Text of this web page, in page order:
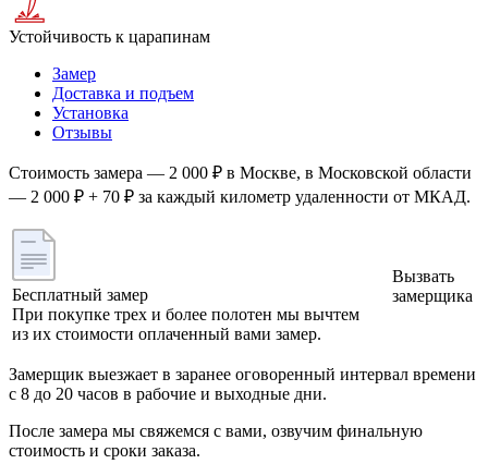
Устойчивость к царапинам
Замер
Доставка и подъем
Установка
Отзывы
Стоимость замера — 2 000 ₽ в Москве, в Московской области
— 2 000 ₽ + 70 ₽ за каждый километр удаленности от МКАД.
Бесплатный замер
При покупке трех и более полотен мы вычтем
из их стоимости оплаченный вами замер.
Вызвать
замерщика
Замерщик выезжает в заранее оговоренный интервал времени
с 8 до 20 часов в рабочие и выходные дни.
После замера мы свяжемся с вами, озвучим финальную
стоимость и сроки заказа.